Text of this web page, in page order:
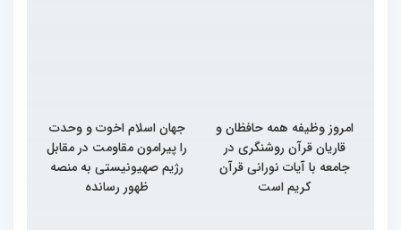
امروز وظیفه همه حافظان و
قاریان قرآن روشنگری در
جامعه با آیات نورانی قرآن
کریم است
جهان اسلام اخوت و وحدت
را پیرامون مقاومت در مقابل
رژیم صهیونیستی به منصه
ظهور رسانده